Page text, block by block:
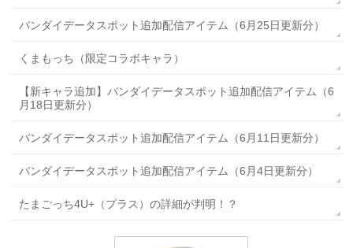
バンダイデータスポット追加配信アイテム（6月25日更新分）
くまもっち（限定コラボキャラ）
【新キャラ追加】バンダイデータスポット追加配信アイテム（6
月18日更新分）
バンダイデータスポット追加配信アイテム（6月11日更新分）
バンダイデータスポット追加配信アイテム（6月4日更新分）
たまごっち4U+（プラス）の詳細が判明！？